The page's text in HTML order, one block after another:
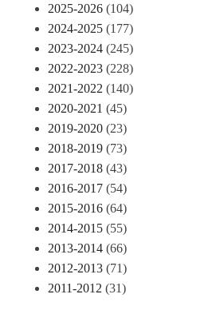
2025-2026 (104)
2024-2025 (177)
2023-2024 (245)
2022-2023 (228)
2021-2022 (140)
2020-2021 (45)
2019-2020 (23)
2018-2019 (73)
2017-2018 (43)
2016-2017 (54)
2015-2016 (64)
2014-2015 (55)
2013-2014 (66)
2012-2013 (71)
2011-2012 (31)